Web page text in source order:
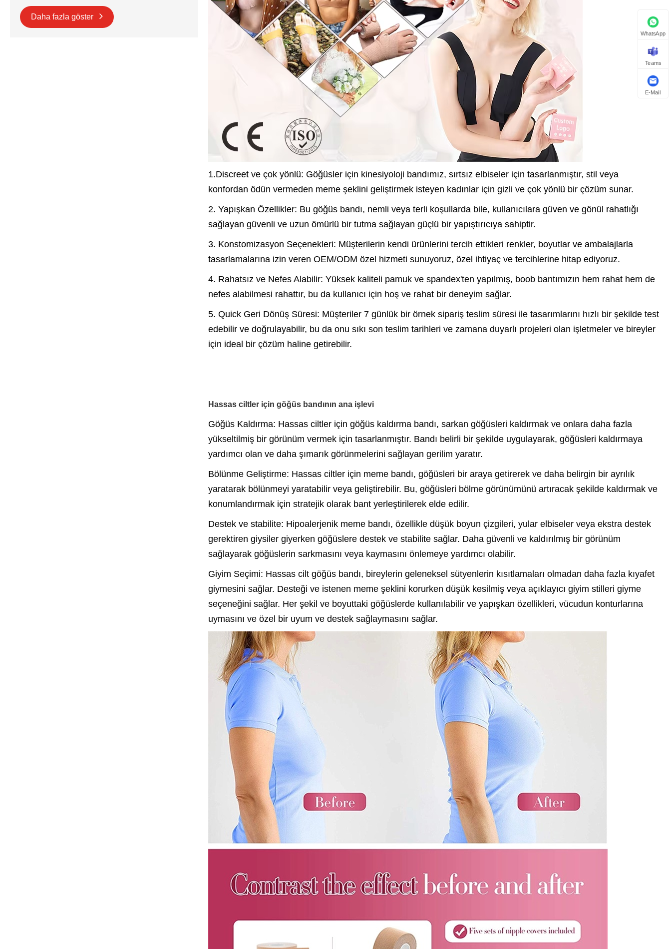
Daha fazla göster
1.Discreet ve çok yönlü: Göğüsler için kinesiyoloji bandımız, sırtsız elbiseler için tasarlanmıştır, stil veya
konfordan ödün vermeden meme şeklini geliştirmek isteyen kadınlar için gizli ve çok yönlü bir çözüm sunar.
2. Yapışkan Özellikler: Bu göğüs bandı, nemli veya terli koşullarda bile, kullanıcılara güven ve gönül rahatlığı
sağlayan güvenli ve uzun ömürlü bir tutma sağlayan güçlü bir yapıştırıcıya sahiptir.
3. Konstomizasyon Seçenekleri: Müşterilerin kendi ürünlerini tercih ettikleri renkler, boyutlar ve ambalajlarla
tasarlamalarına izin veren OEM/ODM özel hizmeti sunuyoruz, özel ihtiyaç ve tercihlerine hitap ediyoruz.
4. Rahatsız ve Nefes Alabilir: Yüksek kaliteli pamuk ve spandex'ten yapılmış, boob bantımızın hem rahat hem de
nefes alabilmesi rahattır, bu da kullanıcı için hoş ve rahat bir deneyim sağlar.
5. Quick Geri Dönüş Süresi: Müşteriler 7 günlük bir örnek sipariş teslim süresi ile tasarımlarını hızlı bir şekilde test
edebilir ve doğrulayabilir, bu da onu sıkı son teslim tarihleri ve zamana duyarlı projeleri olan işletmeler ve bireyler
için ideal bir çözüm haline getirebilir.
Hassas ciltler için göğüs bandının ana işlevi
Göğüs Kaldırma: Hassas ciltler için göğüs kaldırma bandı, sarkan göğüsleri kaldırmak ve onlara daha fazla
yükseltilmiş bir görünüm vermek için tasarlanmıştır. Bandı belirli bir şekilde uygulayarak, göğüsleri kaldırmaya
yardımcı olan ve daha şımarık görünmelerini sağlayan gerilim yaratır.
Bölünme Geliştirme: Hassas ciltler için meme bandı, göğüsleri bir araya getirerek ve daha belirgin bir ayrılık
yaratarak bölünmeyi yaratabilir veya geliştirebilir. Bu, göğüsleri bölme görünümünü artıracak şekilde kaldırmak ve
konumlandırmak için stratejik olarak bant yerleştirilerek elde edilir.
Destek ve stabilite: Hipoalerjenik meme bandı, özellikle düşük boyun çizgileri, yular elbiseler veya ekstra destek
gerektiren giysiler giyerken göğüslere destek ve stabilite sağlar. Daha güvenli ve kaldırılmış bir görünüm
sağlayarak göğüslerin sarkmasını veya kaymasını önlemeye yardımcı olabilir.
Giyim Seçimi: Hassas cilt göğüs bandı, bireylerin geleneksel sütyenlerin kısıtlamaları olmadan daha fazla kıyafet
giymesini sağlar. Desteği ve istenen meme şeklini korurken düşük kesilmiş veya açıklayıcı giyim stilleri giyme
seçeneğini sağlar. Her şekil ve boyuttaki göğüslerde kullanılabilir ve yapışkan özellikleri, vücudun konturlarına
uymasını ve özel bir uyum ve destek sağlaymasını sağlar.
WhatsApp
Teams
E-Mail